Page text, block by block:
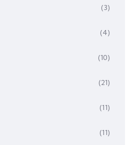
(3)
(4)
(10)
(21)
(11)
(11)